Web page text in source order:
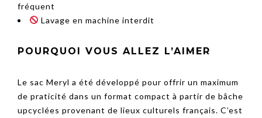
fréquent
Lavage en machine interdit
POURQUOI VOUS ALLEZ L’AIMER
Le sac Meryl a été développé pour offrir un maximum
de praticité dans un format compact à partir de bâche
upcyclées provenant de lieux culturels français. C’est